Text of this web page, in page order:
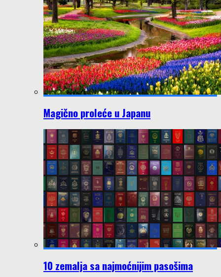
Magično proleće u Japanu
10 zemalja sa najmoćnijim pasošima